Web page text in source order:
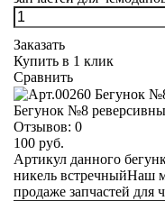
Заказать
Купить в 1 клик
Сравнить
Бегунок №8
Отзывов: 0
100 руб.
Артикул данного
никель встречныйНаш
продаже запчастей для